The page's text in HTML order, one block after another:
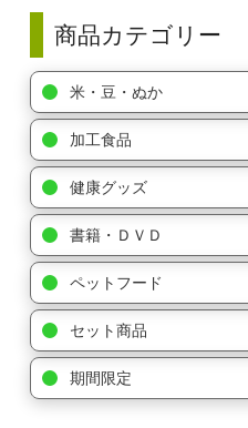
商品カテゴリー
米・豆・ぬか
加工食品
健康グッズ
書籍・ＤＶＤ
ペットフード
セット商品
期間限定